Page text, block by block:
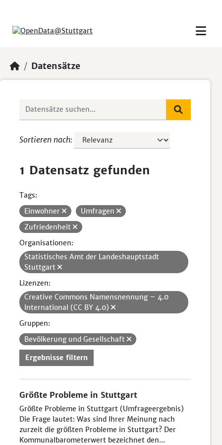
Datensätze
Sortieren nach
1 Datensatz gefunden
Tags:
Einwohner
Umfragen
Zufriedenheit
Organisationen:
Statistisches Amt der Landeshauptstadt
Stuttgart
Lizenzen:
Creative Commons Namensnennung – 4.0
International (CC BY 4.0)
Gruppen:
Bevölkerung und Gesellschaft
Ergebnisse filtern
Größte Probleme in Stuttgart
Größte Probleme in Stuttgart (Umfrageergebnis)
Die Frage lautet: Was sind Ihrer Meinung nach
zurzeit die größten Probleme in Stuttgart? Der
Kommunalbarometerwert bezeichnet den...